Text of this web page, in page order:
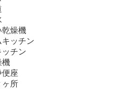
乾燥機
キッチン
ッチン
機
便座
ヶ所